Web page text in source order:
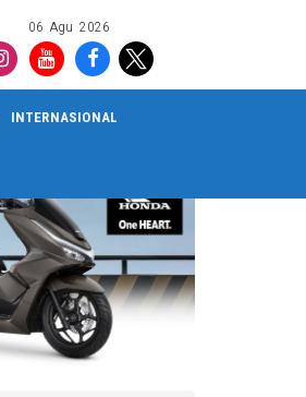
06 Agu 2026
INTERNASIONAL